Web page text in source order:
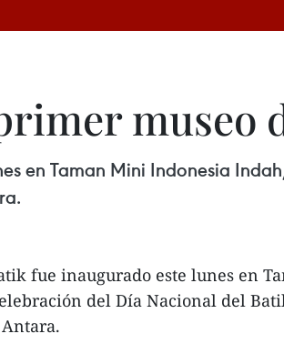
museo
en Taman Mini Indonesia
fue inaugurado este lunes en
del Día Nacional del